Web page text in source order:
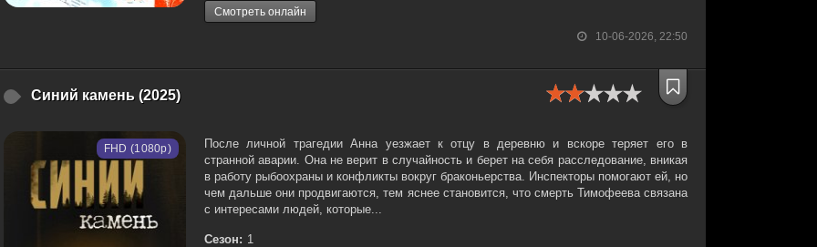
10-06-2026, 22:50
Смотреть онлайн
Синий камень (2025)
FHD (1080p)
После личной трагедии Анна уезжает к отцу в деревню и вскоре теряет его в
странной аварии. Она не верит в случайность и берет на себя расследование, вникая
в работу рыбоохраны и конфликты вокруг браконьерства. Инспекторы помогают ей, но
чем дальше они продвигаются, тем яснее становится, что смерть Тимофеева связана
с интересами людей, которые...
Сезон: 1